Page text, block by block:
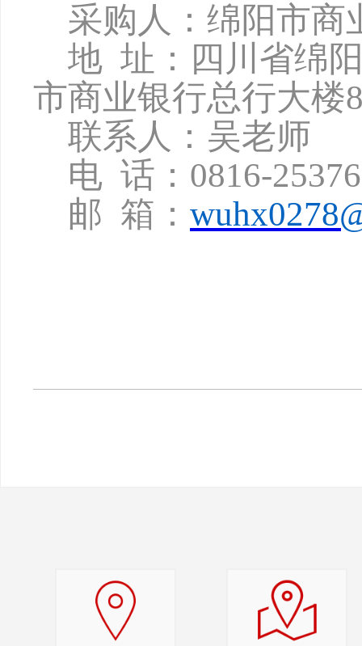
采购人：绵阳市商
地 址：四川省绵
市商业银行总行大楼
联系人：吴老师
电 话： 0816-
邮 箱：